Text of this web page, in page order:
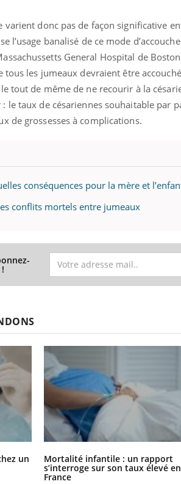
varient donc pas de façon significative
l’usage banalisé de ce mode
General Hospital de
tous les jumeaux devraient être
tout de même de ne recourir à la
le taux de césariennes souhaitable par
de grossesses à complications.
conséquences pour la mère et
conflits mortels entre jumeaux
un Mortalité infantile : un rapport
s’interroge sur son taux élevé en
France
Youtube
Insuline & Charge mentale : et si
osait en parler??Youtube